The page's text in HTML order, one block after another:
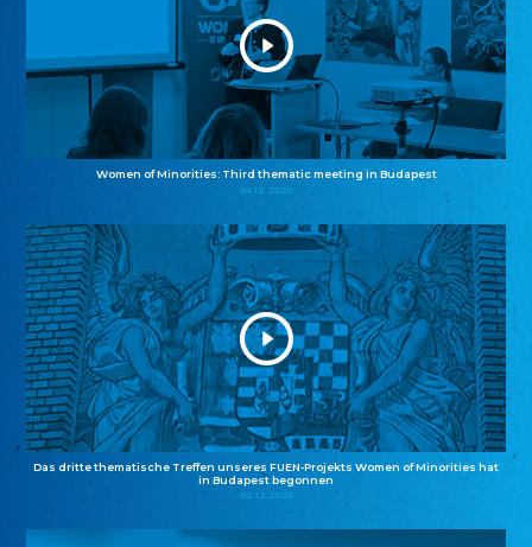
Women of Minorities: Third thematic meeting in Budapest
04.12.2025
Das dritte thematische Treffen unseres FUEN-Projekts Women of Minorities hat
in Budapest begonnen
02.12.2025